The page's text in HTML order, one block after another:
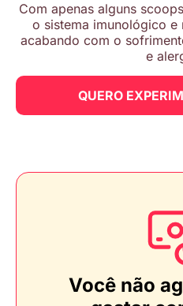
Com apenas alguns
o sistema imunológico e
acabando com o
e
QUERO
Você não